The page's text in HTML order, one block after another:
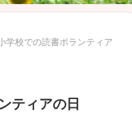
学校での読書ボランティア
ティアの日